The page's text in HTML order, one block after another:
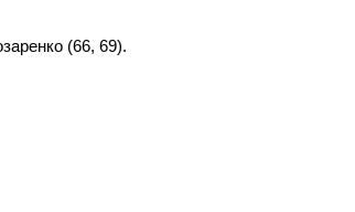
(66, 69).